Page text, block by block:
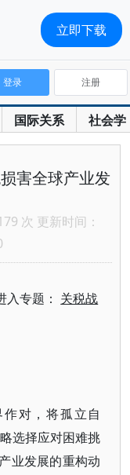
国际关系 社会学
登录 注册
害全球产业发
次 更新时间：
入专题： 关税战
对，将孤立自
选择应对困难挑
业发展的重构动
立即下载